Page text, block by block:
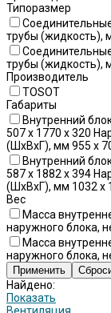
Типоразмер
трубы (жидкость),
трубы (жидкость),
Производитель
TOSOT
Габариты
Внутренний
507 x 1770 x 320
(ШхВхГ), мм 955 x
Внутренний
587 x 1882 x 394
(ШхВхГ), мм 1032 x
Вес
Масса
наружного блока,
Масса
наружного блока,
Найдено:
Показать